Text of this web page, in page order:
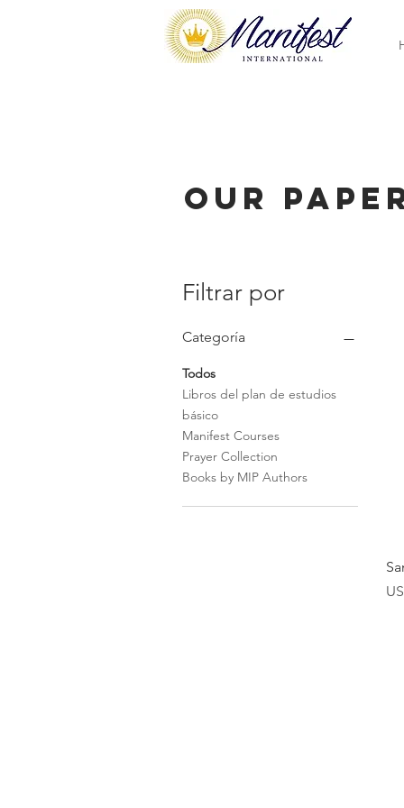
Our
Filtrar por
Categoría
Todos
Libros del plan de estudios
básico
Manifest Courses
Prayer Collection
Books by MIP Authors